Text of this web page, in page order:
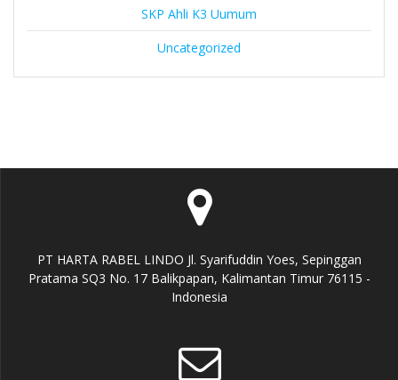
SKP Ahli K3 Uumum
Uncategorized
PT HARTA RABEL LINDO Jl. Syarifuddin Yoes, Sepinggan
Pratama SQ3 No. 17 Balikpapan, Kalimantan Timur 76115 -
Indonesia